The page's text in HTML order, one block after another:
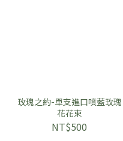
玫瑰之約-單支進口噴藍玫瑰
花花束
NT$500